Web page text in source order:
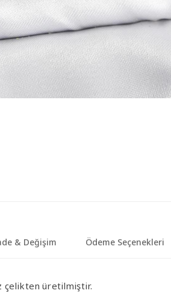
& Değişim Ödeme Seçenekleri
çelikten üretilmiştir.